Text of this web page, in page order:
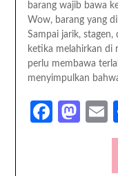
barang wajib bawa
Wow, barang yang
Sampai jarik,
ketika melahirkan di
perlu membawa
menyimpulkan